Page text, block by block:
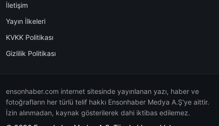
İletişim
Yayın İlkeleri
KVKK Politikası
Gizlilik Politikası
ensonhaber.com internet sitesinde yayınlanan yazı, haber ve
fotoğrafların her türlü telif hakkı Ensonhaber Medya A.Ş'ye aittir.
İzin alınmadan, kaynak gösterilerek dahi iktibas edilemez.